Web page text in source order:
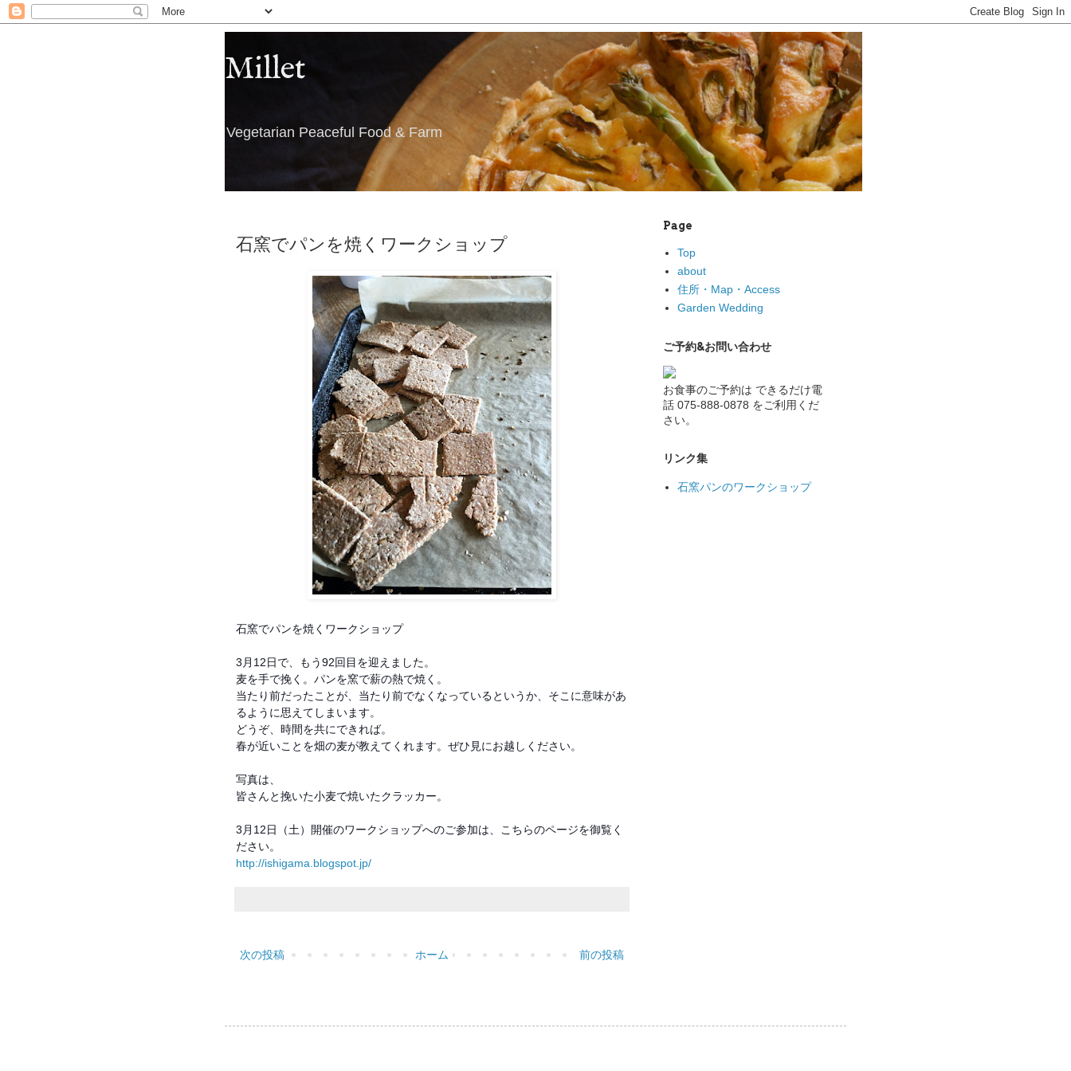
Millet
Vegetarian Peaceful Food & Farm
石窯でパンを焼くワークショップ
石窯でパンを焼くワークショップ
3月12日で、もう92回目を迎えました。
麦を手で挽く。パンを窯で薪の熱で焼く。
当たり前だったことが、当たり前でなくなっているというか、そこに意味があ
るように思えてしまいます。
どうぞ、時間を共にできれば。
春が近いことを畑の麦が教えてくれます。ぜひ見にお越しください。
写真は、
皆さんと挽いた小麦で焼いたクラッカー。
3月12日（土）開催のワークショップへのご参加は、こちらのページを御覧く
ださい。
http://ishigama.blogspot.jp/
次の投稿 前の投稿
ホーム
Page
Top
about
住所・Map・Access
Garden Wedding
ご予約&お問い合わせ
お食事のご予約は できるだけ電
話 075-888-0878 をご利用くだ
さい。
リンク集
石窯パンのワークショップ